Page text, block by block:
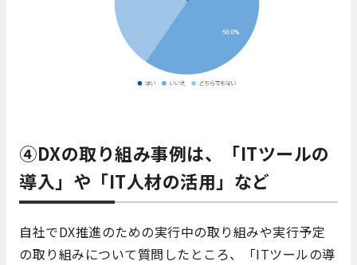
④DXの取り組み事例は、「ITツールの
導入」や「IT人材の活用」など
自社でDX推進のための実行中の取り組みや実行予定
の取り組みについて質問したところ、「ITツールの導